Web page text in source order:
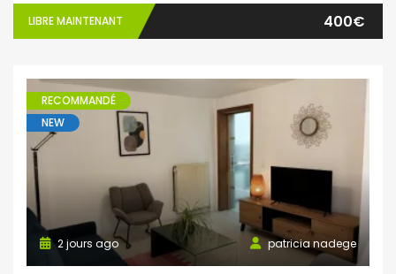
LIBRE MAINTENANT 400€
RECOMMANDÉ
NEW
patricia nadege
2 jours ago